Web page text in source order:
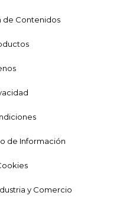
de Contenidos
de Información
y Comercio